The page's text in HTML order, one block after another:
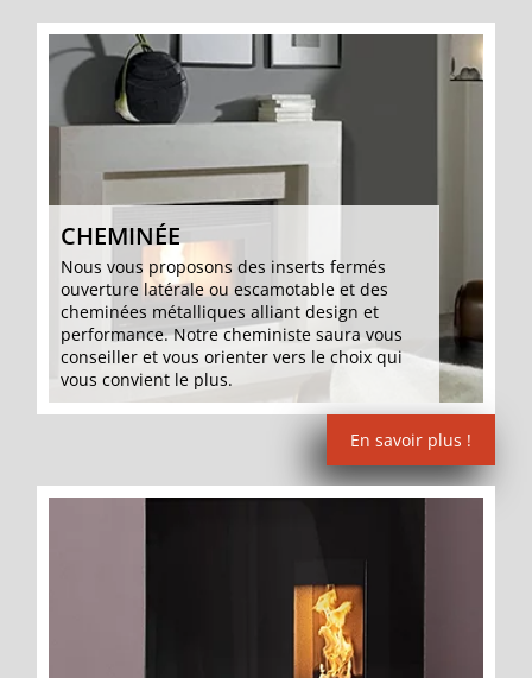
CHEMINÉE
Nous vous proposons des inserts fermés
ouverture latérale ou escamotable et des
cheminées métalliques alliant design et
performance. Notre cheministe saura vous
conseiller et vous orienter vers le choix qui
vous convient le plus.
En savoir plus !